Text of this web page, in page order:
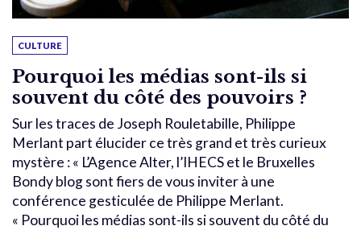
CULTURE
Pourquoi les médias sont-ils si
souvent du côté des pouvoirs ?
Sur les traces de Joseph Rouletabille, Philippe
Merlant part élucider ce très grand et très curieux
mystère : « L’Agence Alter, l’IHECS et le Bruxelles
Bondy blog sont fiers de vous inviter à une
conférence gesticulée de Philippe Merlant.
« Pourquoi les médias sont-ils si souvent du côté du